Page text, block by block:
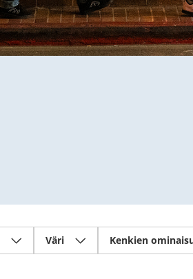
Väri Kenkien